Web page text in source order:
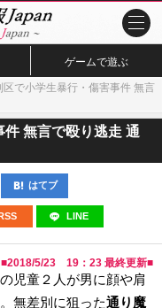
ゲームで遊ぶ
区で小学生暴行・傷害事件 無言
無言で殴り逃走 通
はてブ
LINE
■2018/5/23 19：23 最終更新■
児童２人が男に顔や肩
無差別に狙った通り魔